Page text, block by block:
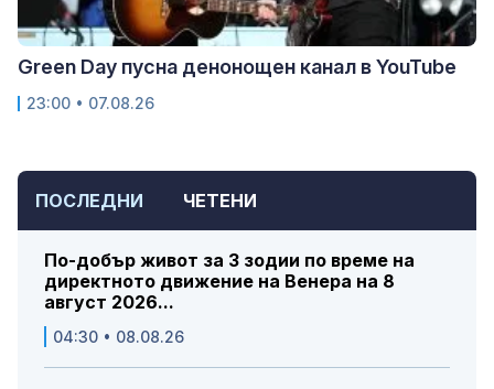
ПОСЛЕДНИ ЧЕТЕНИ
По-добър живот за 3 зодии по време на
директното движение на Венера на 8
август 2026...
04:30 • 08.08.26
Green Day пусна денонощен канал в YouTube
23:00 • 07.08.26